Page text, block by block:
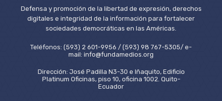
Defensa y promoción de la libertad de expresión, derechos
digitales e integridad de la información para fortalecer
sociedades democráticas en las Américas.
Teléfonos: (593) 2 601-9956 / (593) 98 767-5305/ e-
mail: info@fundamedios.org
Dirección: José Padilla N3-30 e Iñaquito, Edificio
Platinum Oficinas, piso 10, oficina 1002. Quito-
Ecuador